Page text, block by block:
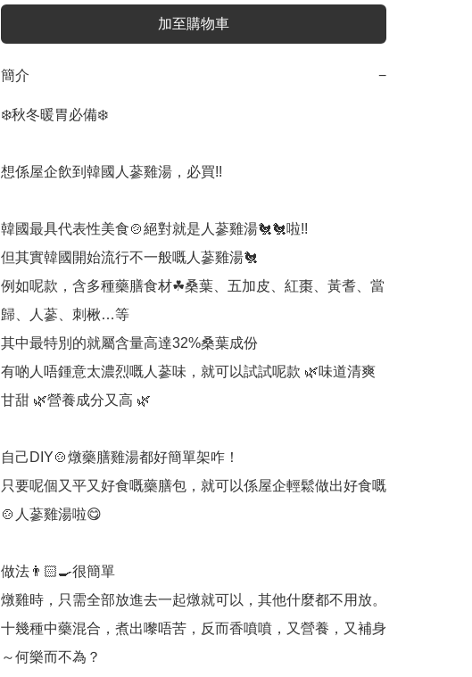
加至購物車
簡介 −
❄️秋冬暖胃必備❄️
想係屋企飲到韓國人蔘雞湯，必買!!
韓國最具代表性美食🍲絕對就是人蔘雞湯🐔🐔啦!!
但其實韓國開始流行不一般嘅人蔘雞湯🐔
例如呢款，含多種藥膳食材☘桑葉、五加皮、紅棗、黃耆、當
歸、人蔘、刺楸…等
其中最特別的就屬含量高達32%桑葉成份
有啲人唔鍾意太濃烈嘅人蔘味，就可以試試呢款 🌿味道清爽
甘甜 🌿營養成分又高 🌿
自己DIY🍲燉藥膳雞湯都好簡單架咋！
只要呢個又平又好食嘅藥膳包，就可以係屋企輕鬆做出好食嘅
🍲人蔘雞湯啦😋
做法👨🏻‍🍳很簡單
燉雞時，只需全部放進去一起燉就可以，其他什麼都不用放。
十幾種中藥混合，煮出嚟唔苦，反而香噴噴，又營養，又補身
～何樂而不為？